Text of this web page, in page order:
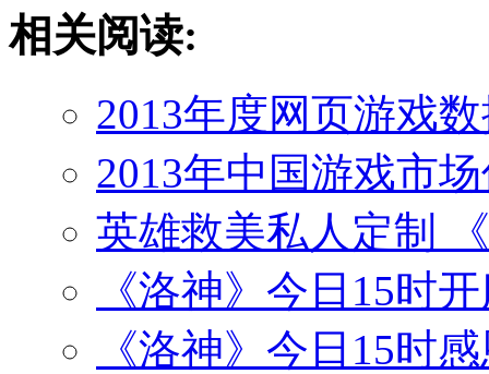
相关阅读:
2013年度网页游戏
2013年中国游戏市
英雄救美私人定制
《洛神》今日15时
《洛神》今日15时